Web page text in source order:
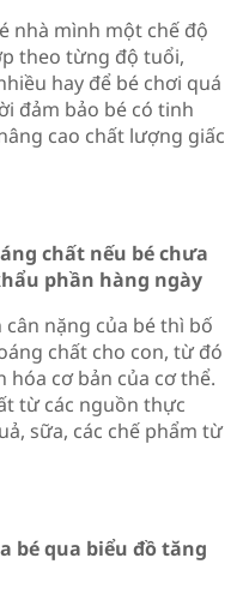
nhà mình một chế độ
theo từng độ tuổi,
hay để bé chơi quá
đảm bảo bé có tinh
cao chất lượng giấc
chất nếu bé chưa
phần hàng ngày
nặng của bé thì bố
chất cho con, từ đó
cơ bản của cơ thể.
từ các nguồn thực
sữa, các chế phẩm từ
bé qua biểu đồ tăng